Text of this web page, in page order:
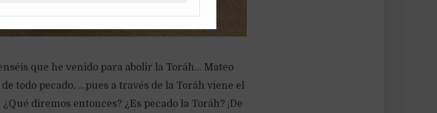
que he venido para abolir la Toráh… Mateo
todo pecado, …pues a través de la Toráh viene el
diremos entonces? ¿Es pecado la Toráh? ¡De